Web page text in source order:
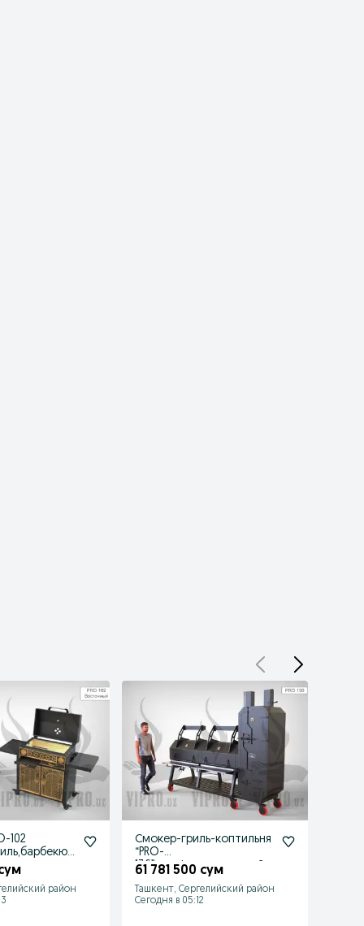
102
район
Смокер-гриль-коптильня
“PRO-
136”,профессиональный
смокер,мангал
61 781 500 сум
Ташкент, Сергелийский район
Сегодня в 05:12